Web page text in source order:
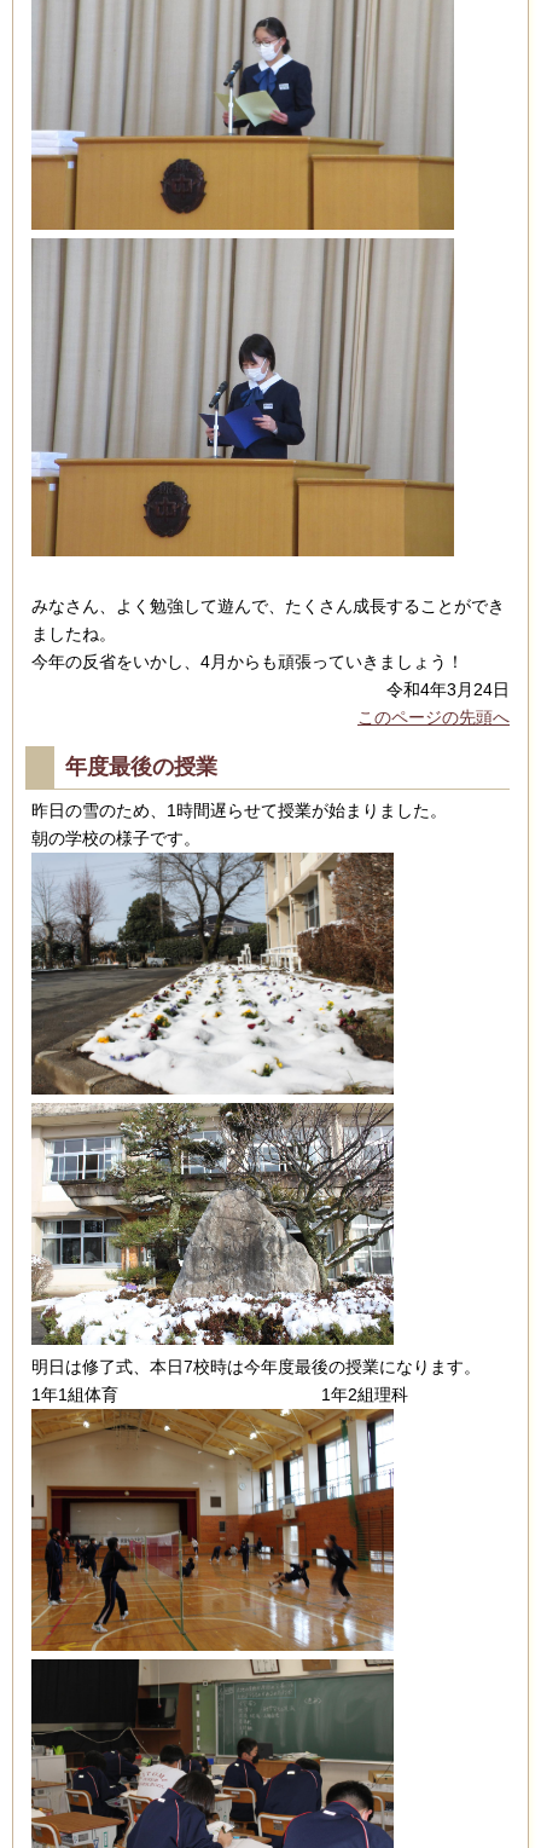
みなさん、よく勉強して遊んで、たくさん成長することができ
ましたね。
今年の反省をいかし、4月からも頑張っていきましょう！
令和4年3月24日
このページの先頭へ
年度最後の授業
昨日の雪のため、1時間遅らせて授業が始まりました。
朝の学校の様子です。
明日は修了式、本日7校時は今年度最後の授業になります。
1年1組体育 1年2組理科